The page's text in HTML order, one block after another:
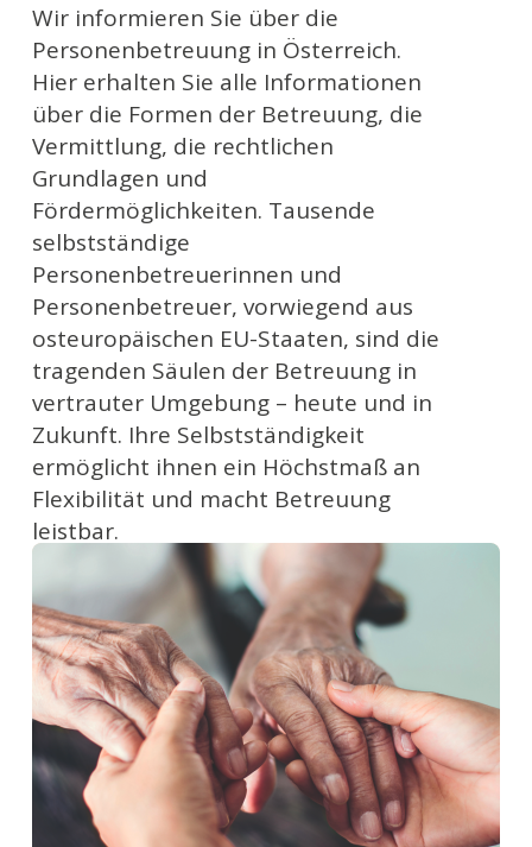
Wir informieren Sie über die
Personenbetreuung in Österreich.
Hier erhalten Sie alle Informationen
über die Formen der Betreuung, die
Vermittlung, die rechtlichen
Grundlagen und
Fördermöglichkeiten. Tausende
selbstständige
Personenbetreuerinnen und
Personenbetreuer, vorwiegend aus
osteuropäischen EU-Staaten, sind die
tragenden Säulen der Betreuung in
vertrauter Umgebung – heute und in
Zukunft. Ihre Selbstständigkeit
ermöglicht ihnen ein Höchstmaß an
Flexibilität und macht Betreuung
leistbar.